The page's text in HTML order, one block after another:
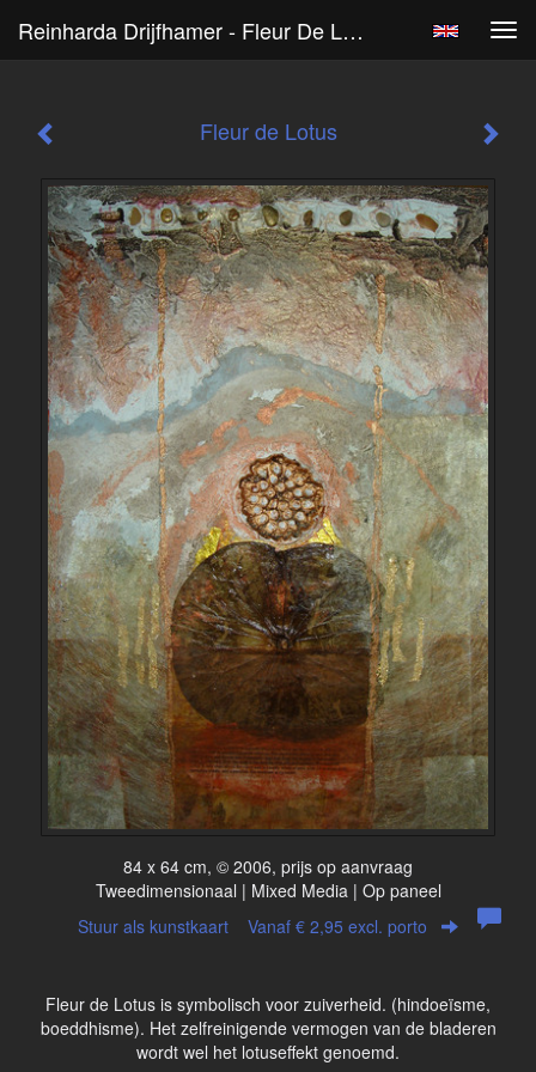
Reinharda Drijfhamer - Fleur De Lotus
Fleur de Lotus
84 x 64 cm, © 2006, prijs op aanvraag
Tweedimensionaal | Mixed Media | Op paneel
Stuur als kunstkaart Vanaf € 2,95 excl. porto
Fleur de Lotus is symbolisch voor zuiverheid. (hindoeïsme,
boeddhisme). Het zelfreinigende vermogen van de bladeren
wordt wel het lotuseffekt genoemd.